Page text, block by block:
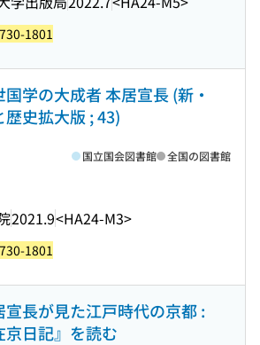
1801
国学の大成者 本居宣長 (新・
歴史拡大版 ; 43)
2021.9<HA24-M3>
国立国会図書館 全国の図書館
1801
宣長が見た江戸時代の京都 :
京日記』を読む